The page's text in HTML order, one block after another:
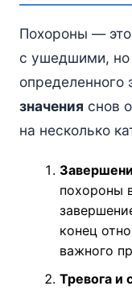
Похороны —
с ушедшими, но
определенного
значения снов
на несколько
похороны
конец
важного
Тревога и